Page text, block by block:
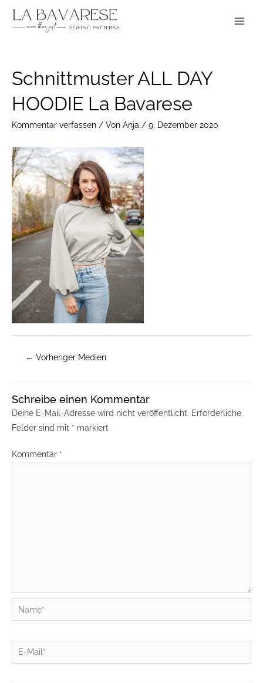
Inhalt
Schnittmuster ALL DAY
HOODIE La Bavarese
Kommentar verfassen / Von Anja / 9. Dezember 2020
navigation
← Vorheriger Medien
Schreibe einen Kommentar
Deine E-Mail-Adresse wird nicht veröffentlicht. Erforderliche
Felder sind mit * markiert
Kommentar *
Name*
E-
Mail*